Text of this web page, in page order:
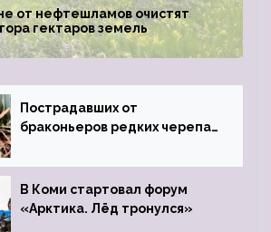
от нефтешламов очистят
гектаров земель
Пострадавших от
браконьеров редких черепах
зоопарк
В Коми стартовал форум
«Арктика. Лёд тронулся»